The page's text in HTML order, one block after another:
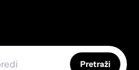
Pretraži